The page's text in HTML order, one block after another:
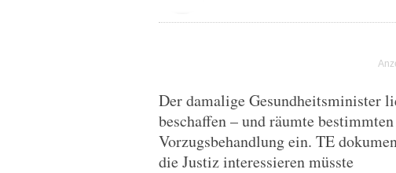
Der damalige Gesundheitsminister
beschaffen – und räumte
Vorzugsbehandlung ein. TE
die Justiz interessieren müsste